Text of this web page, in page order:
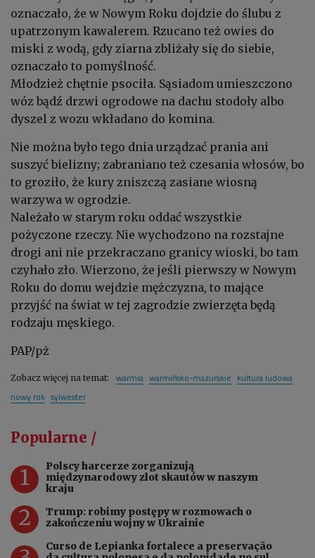
oznaczało, że w Nowym Roku dojdzie do ślubu z
upatrzonym kawalerem. Rzucano też owies do
miski z wodą, gdy ziarna zbliżały się do siebie,
oznaczało to pomyślność.
Młodzież chętnie psociła. Sąsiadom umieszczono
wóz bądź drzwi ogrodowe na dachu stodoły albo
dyszel z wozu wkładano do komina.
Nie można było tego dnia urządzać prania ani
suszyć bielizny; zabraniano też czesania włosów, bo
to groziło, że kury zniszczą zasiane wiosną
warzywa w ogrodzie.
Należało w starym roku oddać wszystkie
pożyczone rzeczy. Nie wychodzono na rozstajne
drogi ani nie przekraczano granicy wioski, bo tam
czyhało zło. Wierzono, że jeśli pierwszy w Nowym
Roku do domu wejdzie mężczyzna, to mające
przyjść na świat w tej zagrodzie zwierzęta będą
rodzaju męskiego.
PAP/pż
Zobacz więcej na temat: warmia warmińsko-mazurskie kultura ludowa
nowy rok sylwester
Popularne /
1
Polscy harcerze zorganizują
międzynarodowy zlot skautów w naszym
kraju
2
Trump: robimy postępy w rozmowach o
zakończeniu wojny w Ukrainie
Curso de Lepianka fortalece a preservação